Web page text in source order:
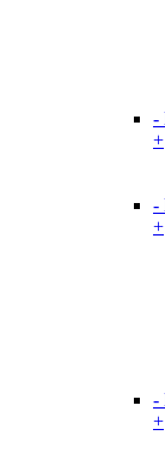
-
+
-
+
-
+